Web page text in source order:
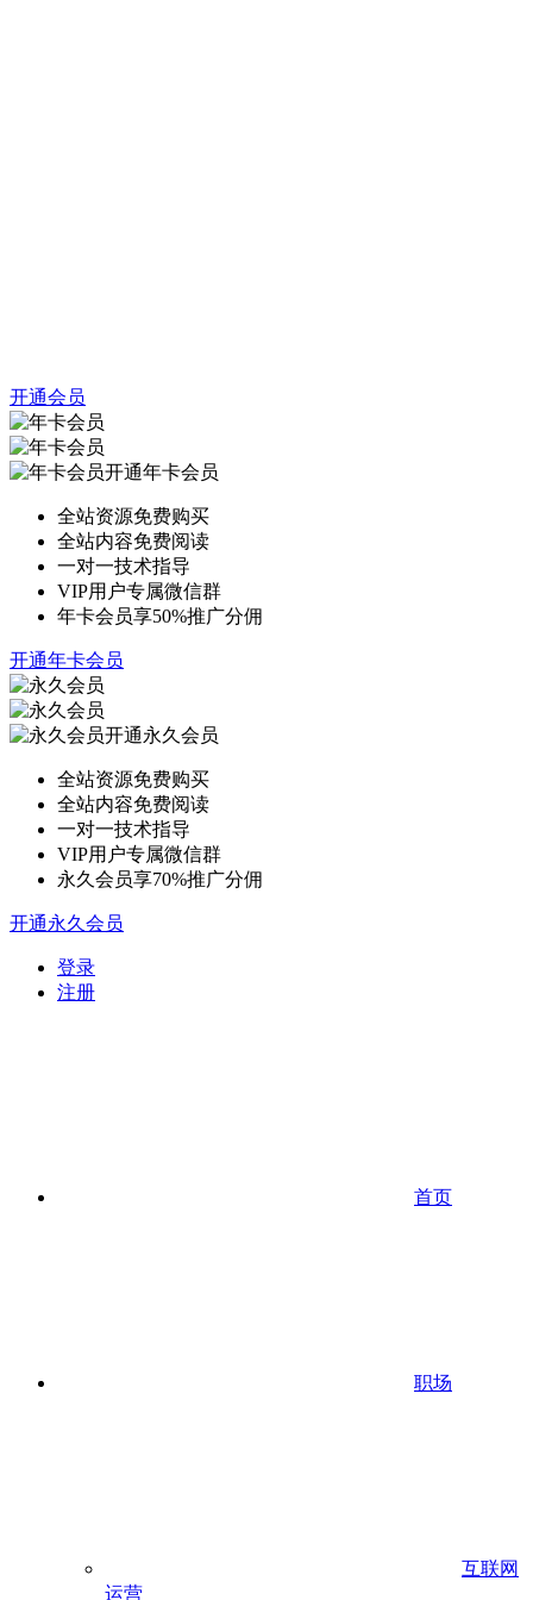
开通会员
开通年卡会员
全站资源免费购买
全站内容免费阅读
一对一技术指导
VIP用户专属微信群
年卡会员享50%推广分佣
开通年卡会员
开通永久会员
全站资源免费购买
全站内容免费阅读
一对一技术指导
VIP用户专属微信群
永久会员享70%推广分佣
开通永久会员
登录
注册
首页
职场
互联网
运营